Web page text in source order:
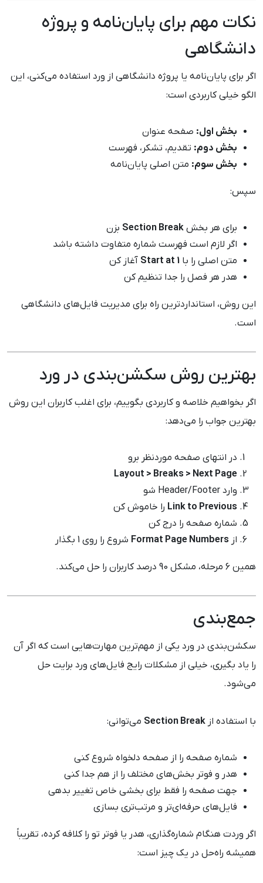
نکات مهم برای پایان‌نامه و پروژه
دانشگاهی
اگر برای پایان‌نامه یا پروژه دانشگاهی از ورد استفاده می‌کنی، این
الگو خیلی کاربردی است:
بخش اول: صفحه عنوان
بخش دوم: تقدیم، تشکر، فهرست
بخش سوم: متن اصلی پایان‌نامه
سپس:
برای هر بخش Section Break بزن
اگر لازم است فهرست شماره متفاوت داشته باشد
متن اصلی را با Start at 1 آغاز کن
هدر هر فصل را جدا تنظیم کن
این روش، استانداردترین راه برای مدیریت فایل‌های دانشگاهی
است.
بهترین روش سکشن‌بندی در ورد
اگر بخواهیم خلاصه و کاربردی بگوییم، برای اغلب کاربران این روش
بهترین جواب را می‌دهد:
در انتهای صفحه موردنظر برو
Layout > Breaks > Next Page
وارد Header/Footer شو
Link to Previous را خاموش کن
شماره صفحه را درج کن
از Format Page Numbers شروع را روی 1 بگذار
همین 6 مرحله، مشکل 90 درصد کاربران را حل می‌کند.
جمع‌بندی
سکشن‌بندی در ورد یکی از مهم‌ترین مهارت‌هایی است که اگر آن
را یاد بگیری، خیلی از مشکلات رایج فایل‌های ورد برایت حل
می‌شود.
با استفاده از Section Break می‌توانی:
شماره صفحه را از صفحه دلخواه شروع کنی
هدر و فوتر بخش‌های مختلف را از هم جدا کنی
جهت صفحه را فقط برای بخشی خاص تغییر بدهی
فایل‌های حرفه‌ای‌تر و مرتب‌تری بسازی
اگر وردت هنگام شماره‌گذاری، هدر یا فوتر تو را کلافه کرده، تقریباً
همیشه راه‌حل در یک چیز است: